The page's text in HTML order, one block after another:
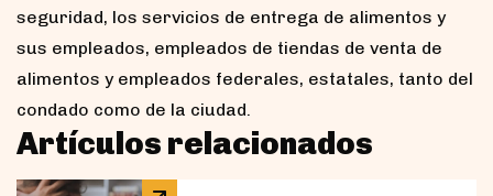
seguridad, los servicios de entrega de alimentos y
sus empleados, empleados de tiendas de venta de
alimentos y empleados federales, estatales, tanto del
condado como de la ciudad.
Artículos relacionados